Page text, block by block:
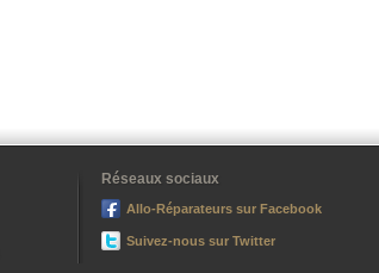
Réseaux sociaux
Allo-Réparateurs sur Facebook
Suivez-nous sur Twitter